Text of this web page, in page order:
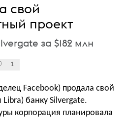
свой
проект
за $182 млн
1
Facebook) продала свой
банку Silvergate.
корпорация планировала